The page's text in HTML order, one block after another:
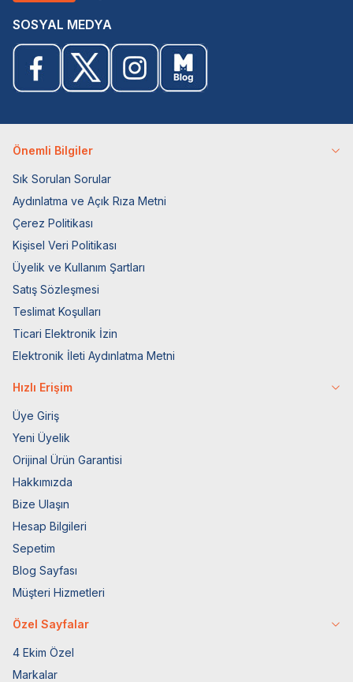
SOSYAL MEDYA
Önemli Bilgiler
Sık Sorulan Sorular
Aydınlatma ve Açık Rıza Metni
Çerez Politikası
Kişisel Veri Politikası
Üyelik ve Kullanım Şartları
Satış Sözleşmesi
Teslimat Koşulları
Ticari Elektronik İzin
Elektronik İleti Aydınlatma Metni
Hızlı Erişim
Üye Giriş
Yeni Üyelik
Orijinal Ürün Garantisi
Hakkımızda
Bize Ulaşın
Hesap Bilgileri
Sepetim
Blog Sayfası
Müşteri Hizmetleri
Özel Sayfalar
4 Ekim Özel
Markalar